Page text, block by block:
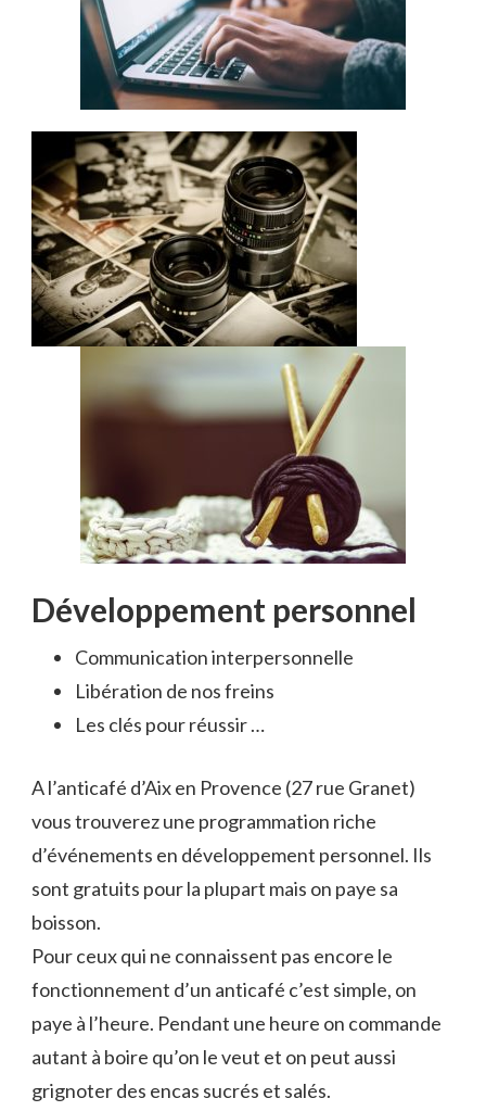
Développement personnel
Communication interpersonnelle
Libération de nos freins
Les clés pour réussir …
A l’anticafé d’Aix en Provence (27 rue Granet)
vous trouverez une programmation riche
d’événements en développement personnel. Ils
sont gratuits pour la plupart mais on paye sa
boisson.
Pour ceux qui ne connaissent pas encore le
fonctionnement d’un anticafé c’est simple, on
paye à l’heure. Pendant une heure on commande
autant à boire qu’on le veut et on peut aussi
grignoter des encas sucrés et salés.